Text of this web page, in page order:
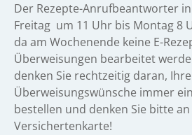
Der Rezepte-Anrufbeantworter
Freitag um 11 Uhr bis Montag 8
da am Wochenende keine E-
Überweisungen bearbeitet
denken Sie rechtzeitig daran,
Überweisungswünsche immer
bestellen und denken Sie bitte
Versichertenkarte!